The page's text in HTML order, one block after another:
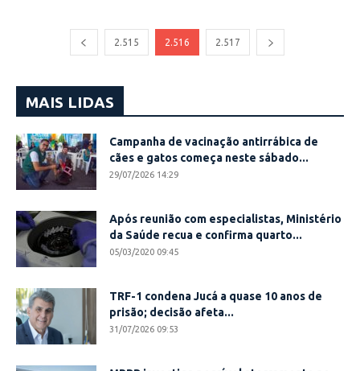
2.515 2.516 2.517
MAIS LIDAS
Campanha de vacinação antirrábica de
cães e gatos começa neste sábado...
29/07/2026 14:29
Após reunião com especialistas, Ministério
da Saúde recua e confirma quarto...
05/03/2020 09:45
TRF-1 condena Jucá a quase 10 anos de
prisão; decisão afeta...
31/07/2026 09:53